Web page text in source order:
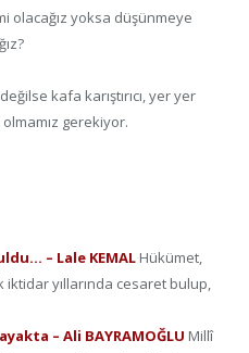
olacağız yoksa düşünmeye
kafa karıştırıcı, yer yer
gerekiyor.
– Lale KEMAL Hükümet,
iktidar yıllarında cesaret bulup,
– Ali BAYRAMOĞLU Millî